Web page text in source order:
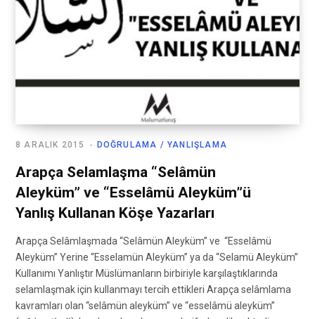
DOĞRULAMA / YANLIŞLAMA
8 ARALIK 2015
Arapça Selamlaşma “Selâmün
Aleyküm” ve “Esselâmü Aleyküm”ü
Yanlış Kullanan Köşe Yazarları
Arapça Selâmlaşmada “Selâmün Aleyküm” ve “Esselâmü
Aleyküm” Yerine “Esselamün Aleyküm” ya da “Selamü Aleyküm”
Kullanımı Yanlıştır Müslümanların birbiriyle karşılaştıklarında
selamlaşmak için kullanmayı tercih ettikleri Arapça selâmlama
kavramları olan “selâmün aleyküm” ve “esselâmü aleyküm”